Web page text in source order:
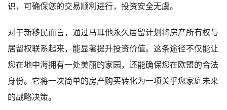
识，可确保您的交易顺利进行，投资安全无虞。
对于新移民而言，通过马耳他永久居留计划将房产所有权与
居留权联系起来，能显著提升投资价值。这条途径不仅能让
您在地中海拥有一处美丽的家园，还能确保您在欧盟的合法
身份。它将一次简单的房产购买转化为一项关乎您家庭未来
的战略决策。